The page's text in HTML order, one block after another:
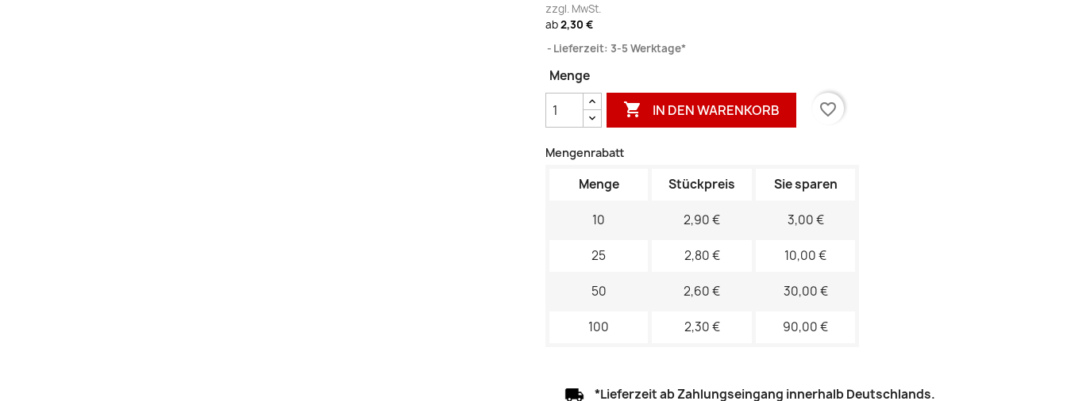
zzgl. MwSt.
ab2,30 €
Lieferzeit: 3-5 Werktage*
Menge
 IN DEN WARENKORB favorite_border
Mengenrabatt
Menge Stückpreis Sie sparen
10 2,90 € 3,00 €
25 2,80 € 10,00 €
50 2,60 € 30,00 €
100 2,30 € 90,00 €
*Lieferzeit ab Zahlungseingang innerhalb Deutschlands.